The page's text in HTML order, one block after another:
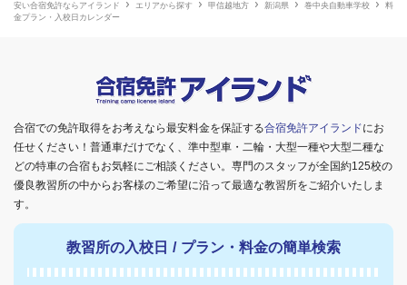
安い合宿免許ならアイランド エリアから探す 甲信越地方 新潟県 巻中央自動車学校
料
金プラン・入校日カレンダー
合宿での免許取得をお考えなら最安料金を保証する合宿免許アイランドにお
任せください！普通車だけでなく、準中型車・二輪・大型一種や大型二種な
どの特車の合宿もお気軽にご相談ください。専門のスタッフが全国約125校の
優良教習所の中からお客様のご希望に沿って最適な教習所をご紹介いたしま
す。
教習所の入校日 / プラン・料金の簡単検索